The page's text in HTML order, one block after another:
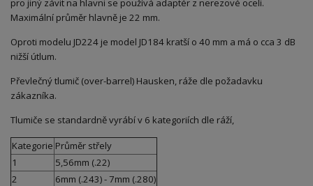
Maximální průměr hlavně je 22 mm.
Oproti modelu JD224 je model JD184 kratší o 40 mm a má o cca 3 dB
nižší útlum.
Převlečný tlumič (over-barrel) Hausken, ráže dle požadavku
zákazníka.
Tlumiče se standardně vyrábí v 6 kategoriích dle ráží,
Kategorie Průměr střely
1
5,56mm (.22)
2
6mm (.243) - 7mm (.280)